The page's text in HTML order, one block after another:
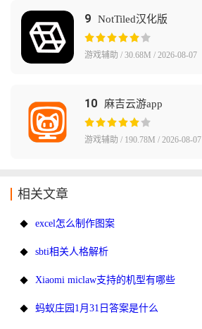
9 NotTiled汉化版
游戏辅助 / 30.68M / 2026-08-07
10 麻吉云游app
游戏辅助 / 190.78M / 2026-08-07
相关文章
excel怎么制作图案
sbti相关人格解析
Xiaomi miclaw支持的机型有哪些
蚂蚁庄园1月31日答案是什么